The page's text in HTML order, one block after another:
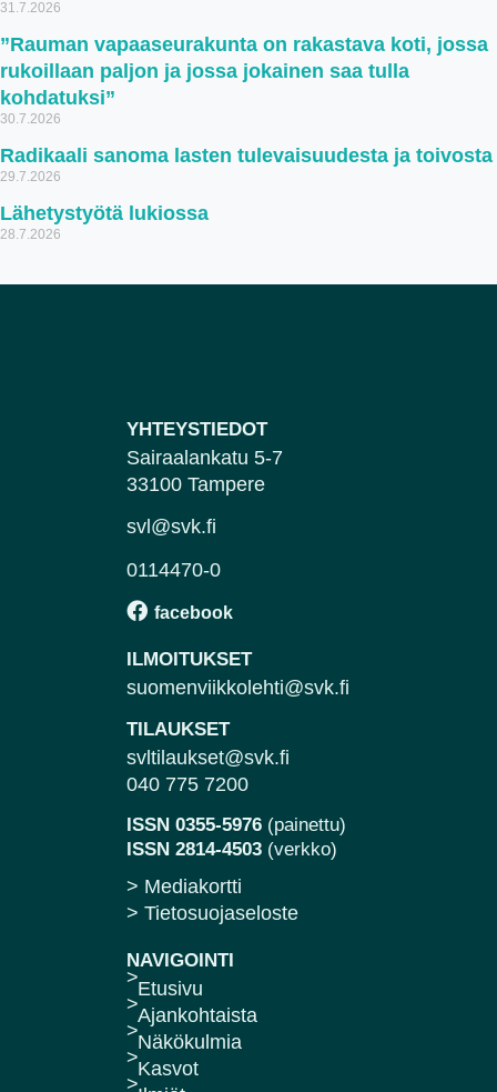
31.7.2026
”Rauman vapaaseurakunta on rakastava koti, jossa
rukoillaan paljon ja jossa jokainen saa tulla
kohdatuksi”
30.7.2026
Radikaali sanoma lasten tulevaisuudesta ja toivosta
29.7.2026
Lähetystyötä lukiossa
28.7.2026
YHTEYSTIEDOT
Sairaalankatu 5-7
33100 Tampere
svl@svk.fi
0114470-0
ILMOITUKSET
suomenviikkolehti@svk.fi
TILAUKSET
svltilaukset@svk.fi
040 775 7200
ISSN 0355-5976 (painettu)
ISSN 2814-4503 (verkko)
> Mediakortti
> Tietosuojaseloste
NAVIGOINTI
Etusivu
Ajankohtaista
Näkökulmia
Kasvot